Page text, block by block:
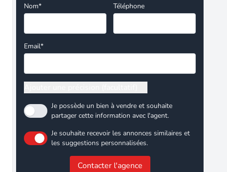
Nom* Téléphone
Email*
Je possède un bien à vendre et souhaite
partager cette information avec l'agent.
Je souhaite recevoir les annonces similaires et
les suggestions personnalisées.
Contacter l'agence